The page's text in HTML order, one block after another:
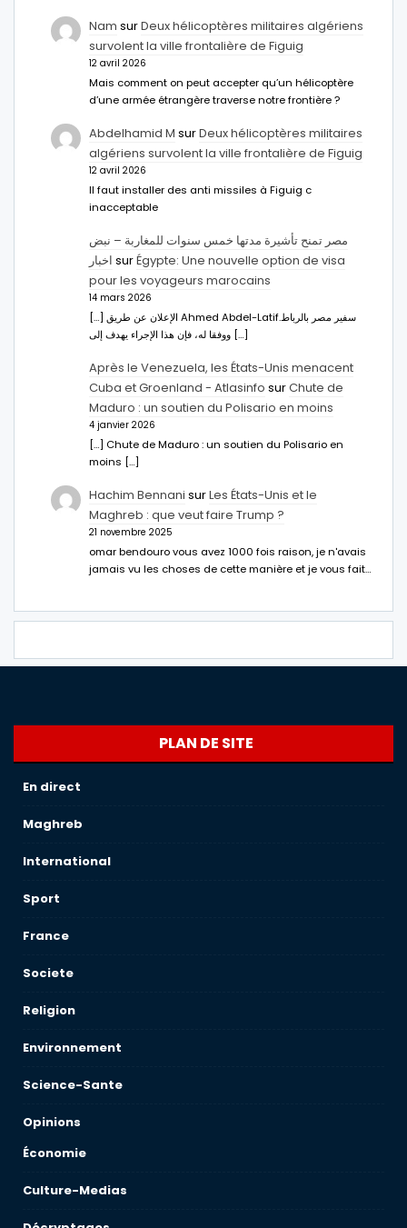
Nam surDeux hélicoptères militaires algériens
survolent la ville frontalière de Figuig
12 avril 2026
Mais comment on peut accepter qu’un hélicoptère
d’une armée étrangère traverse notre frontière ?
Abdelhamid M surDeux hélicoptères militaires
algériens survolent la ville frontalière de Figuig
12 avril 2026
Il faut installer des anti missiles à Figuig c
inacceptable
مصر تمنح تأشيرة مدتها خمس سنوات للمغاربة – نبض
اخبار surÉgypte: Une nouvelle option de visa
pour les voyageurs marocains
14 mars 2026
[…] الإعلان عن طريق Ahmed Abdel-Latifسفير مصر بالرباط.
ووفقا له، فإن هذا الإجراء يهدف إلى […]
Après le Venezuela, les États-Unis menacent
Cuba et Groenland - Atlasinfo surChute de
Maduro : un soutien du Polisario en moins
4 janvier 2026
[…] Chute de Maduro : un soutien du Polisario en
moins […]
Hachim Bennani surLes États-Unis et le
Maghreb : que veut faire Trump ?
21 novembre 2025
omar bendouro vous avez 1000 fois raison, je n'avais
jamais vu les choses de cette manière et je vous fait…
PLAN DE SITE
En direct
Maghreb
International
Sport
France
Societe
Religion
Environnement
Science-Sante
Opinions
Économie
Culture-Medias